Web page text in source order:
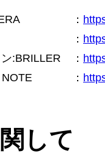
：
：
:BRILLER
：
：
して